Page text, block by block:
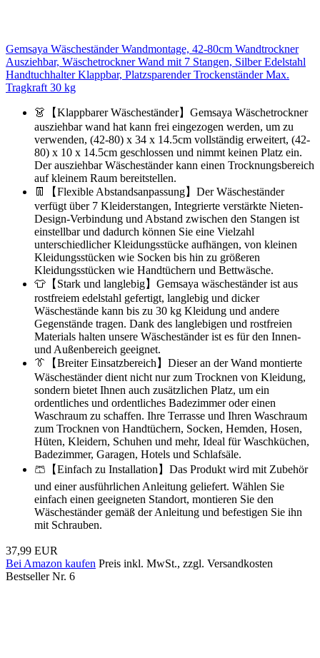
Gemsaya Wäscheständer Wandmontage, 42-80cm Wandtrockner
Ausziehbar, Wäschetrockner Wand mit 7 Stangen, Silber Edelstahl
Handtuchhalter Klappbar, Platzsparender Trockenständer Max.
Tragkraft 30 kg
👗【Klappbarer Wäscheständer】Gemsaya Wäschetrockner
ausziehbar wand hat kann frei eingezogen werden, um zu
verwenden, (42-80) x 34 x 14.5cm vollständig erweitert, (42-
80) x 10 x 14.5cm geschlossen und nimmt keinen Platz ein.
Der ausziehbar Wäscheständer kann einen Trocknungsbereich
auf kleinem Raum bereitstellen.
👖【Flexible Abstandsanpassung】Der Wäscheständer
verfügt über 7 Kleiderstangen, Integrierte verstärkte Nieten-
Design-Verbindung und Abstand zwischen den Stangen ist
einstellbar und dadurch können Sie eine Vielzahl
unterschiedlicher Kleidungsstücke aufhängen, von kleinen
Kleidungsstücken wie Socken bis hin zu größeren
Kleidungsstücken wie Handtüchern und Bettwäsche.
👕【Stark und langlebig】Gemsaya wäscheständer ist aus
rostfreiem edelstahl gefertigt, langlebig und dicker
Wäschestände kann bis zu 30 kg Kleidung und andere
Gegenstände tragen. Dank des langlebigen und rostfreien
Materials halten unsere Wäscheständer ist es für den Innen-
und Außenbereich geeignet.
👔【Breiter Einsatzbereich】Dieser an der Wand montierte
Wäscheständer dient nicht nur zum Trocknen von Kleidung,
sondern bietet Ihnen auch zusätzlichen Platz, um ein
ordentliches und ordentliches Badezimmer oder einen
Waschraum zu schaffen. Ihre Terrasse und Ihren Waschraum
zum Trocknen von Handtüchern, Socken, Hemden, Hosen,
Hüten, Kleidern, Schuhen und mehr, Ideal für Waschküchen,
Badezimmer, Garagen, Hotels und Schlafsäle.
🩳【Einfach zu Installation】Das Produkt wird mit Zubehör
und einer ausführlichen Anleitung geliefert. Wählen Sie
einfach einen geeigneten Standort, montieren Sie den
Wäscheständer gemäß der Anleitung und befestigen Sie ihn
mit Schrauben.
37,99 EUR
Bei Amazon kaufen Preis inkl. MwSt., zzgl. Versandkosten
Bestseller Nr. 6